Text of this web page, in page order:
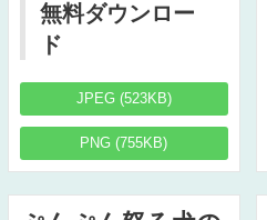
無料ダウンロー
ド
JPEG (523KB)
PNG (755KB)